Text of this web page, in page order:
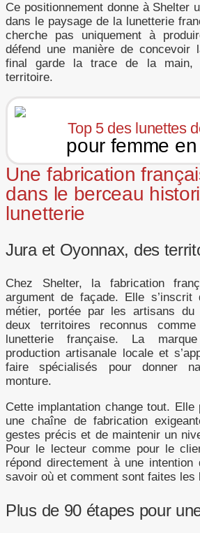
Ce positionnement donne à Shelter
dans le paysage de la lunetterie
cherche pas uniquement à
défend une manière de concevoir
final garde la trace de la main,
territoire.
Top 5 des lunettes
pour femme
Une fabrication
dans le berceau
lunetterie
Jura et Oyonnax, des
Chez Shelter, la fabrication
argument de façade. Elle
métier, portée par les artisans du
deux territoires reconnus
lunetterie française. La
production artisanale locale et
faire spécialisés pour donner
monture.
Cette implantation change tout.
une chaîne de fabrication
gestes précis et de maintenir un
Pour le lecteur comme pour le
répond directement à une
savoir où et comment sont faites les
Plus de 90 étapes pour